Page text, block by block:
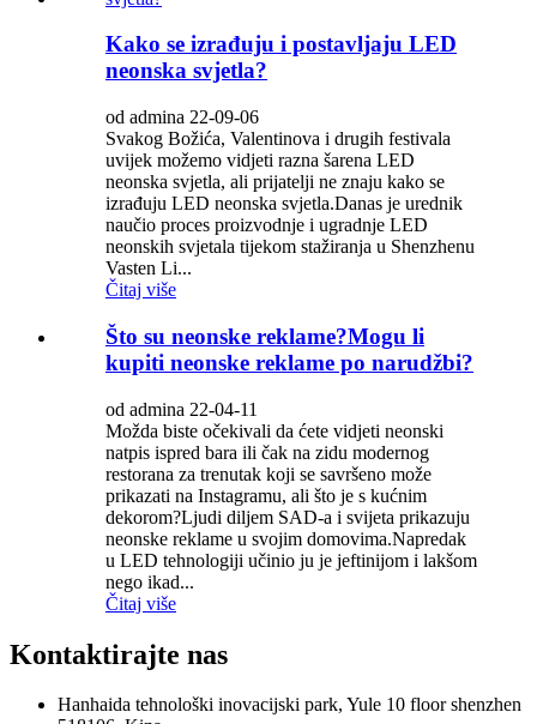
Kako se izrađuju i postavljaju LED
neonska svjetla?
od admina 22-09-06
Svakog Božića, Valentinova i drugih festivala
uvijek možemo vidjeti razna šarena LED
neonska svjetla, ali prijatelji ne znaju kako se
izrađuju LED neonska svjetla.Danas je urednik
naučio proces proizvodnje i ugradnje LED
neonskih svjetala tijekom stažiranja u Shenzhenu
Vasten Li...
Čitaj više
Što su neonske reklame?Mogu li
kupiti neonske reklame po narudžbi?
od admina 22-04-11
Možda biste očekivali da ćete vidjeti neonski
natpis ispred bara ili čak na zidu modernog
restorana za trenutak koji se savršeno može
prikazati na Instagramu, ali što je s kućnim
dekorom?Ljudi diljem SAD-a i svijeta prikazuju
neonske reklame u svojim domovima.Napredak
u LED tehnologiji učinio ju je jeftinijom i lakšom
nego ikad...
Čitaj više
Kontaktirajte nas
Hanhaida tehnološki inovacijski park, Yule 10 floor shenzhen